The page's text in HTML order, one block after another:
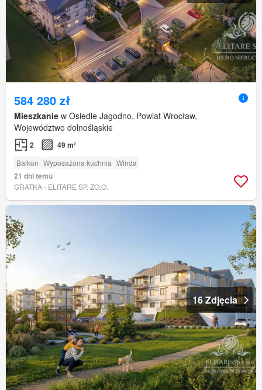
584 280 zł
Mieszkanie w Osiedle Jagodno, Powiat Wrocław,
Województwo dolnośląskie
2 49 m²
Balkon Wyposażona kuchnia Winda
21 dni temu
GRATKA - ELITARE SP. ZO.O.
16 Zdjęcia